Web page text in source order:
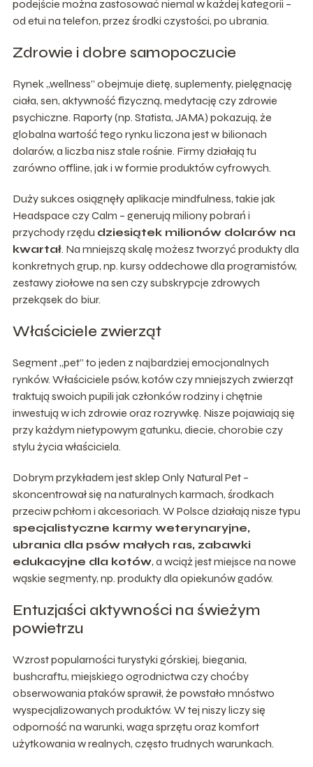
podejście można zastosować niemal w każdej kategorii –
od etui na telefon, przez środki czystości, po ubrania.
Zdrowie i dobre samopoczucie
Rynek „wellness” obejmuje dietę, suplementy, pielęgnację
ciała, sen, aktywność fizyczną, medytację czy zdrowie
psychiczne. Raporty (np. Statista, JAMA) pokazują, że
globalna wartość tego rynku liczona jest w bilionach
dolarów, a liczba nisz stale rośnie. Firmy działają tu
zarówno offline, jak i w formie produktów cyfrowych.
Duży sukces osiągnęły aplikacje mindfulness, takie jak
Headspace czy Calm – generują miliony pobrań i
przychody rzędu dziesiątek milionów dolarów na
kwartał. Na mniejszą skalę możesz tworzyć produkty dla
konkretnych grup, np. kursy oddechowe dla programistów,
zestawy ziołowe na sen czy subskrypcje zdrowych
przekąsek do biur.
Właściciele zwierząt
Segment „pet” to jeden z najbardziej emocjonalnych
rynków. Właściciele psów, kotów czy mniejszych zwierząt
traktują swoich pupili jak członków rodziny i chętnie
inwestują w ich zdrowie oraz rozrywkę. Nisze pojawiają się
przy każdym nietypowym gatunku, diecie, chorobie czy
stylu życia właściciela.
Dobrym przykładem jest sklep Only Natural Pet –
skoncentrował się na naturalnych karmach, środkach
przeciw pchłom i akcesoriach. W Polsce działają nisze typu
specjalistyczne karmy weterynaryjne,
ubrania dla psów małych ras, zabawki
edukacyjne dla kotów, a wciąż jest miejsce na nowe
wąskie segmenty, np. produkty dla opiekunów gadów.
Entuzjaści aktywności na świeżym
powietrzu
Wzrost popularności turystyki górskiej, biegania,
bushcraftu, miejskiego ogrodnictwa czy choćby
obserwowania ptaków sprawił, że powstało mnóstwo
wyspecjalizowanych produktów. W tej niszy liczy się
odporność na warunki, waga sprzętu oraz komfort
użytkowania w realnych, często trudnych warunkach.